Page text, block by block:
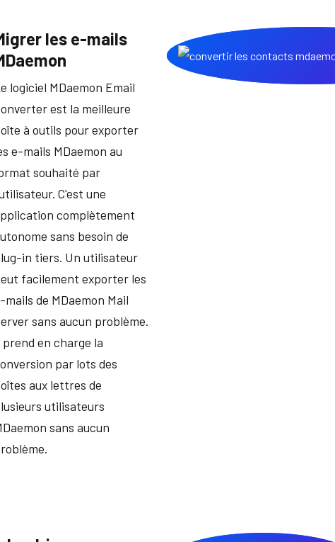
les e-mails
logiciel MDaemon Email
est la meilleure
à outils pour exporter
e-mails MDaemon au
souhaité par
C'est une
complètement
sans besoin de
in tiers. Un utilisateur
facilement exporter les
mails de MDaemon Mail
sans aucun problème.
prend en charge la
par lots des
aux lettres de
utilisateurs
sans aucun